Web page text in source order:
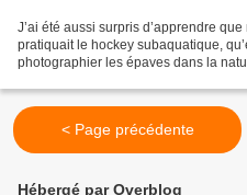
J’ai été aussi surpris d’apprendre
pratiquait le hockey subaquatique,
photographier les épaves dans la
< Page précédente
Hébergé par Overblog